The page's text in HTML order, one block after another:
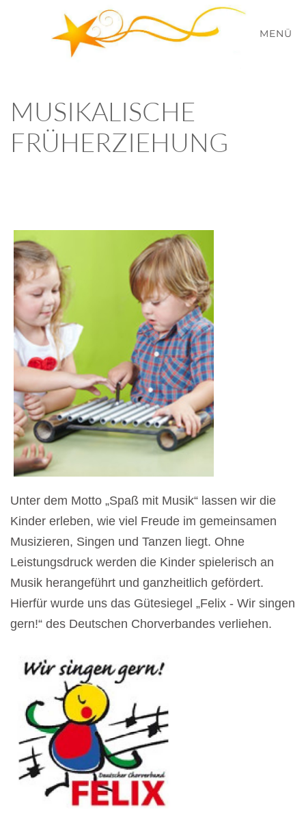
Zum Hauptinhalt springen MENÜ
MUSIKALISCHE
FRÜHERZIEHUNG
Unter dem Motto „Spaß mit Musik“ lassen wir die
Kinder erleben, wie viel Freude im gemeinsamen
Musizieren, Singen und Tanzen liegt. Ohne
Leistungsdruck werden die Kinder spielerisch an
Musik herangeführt und ganzheitlich gefördert.
Hierfür wurde uns das Gütesiegel „Felix - Wir singen
gern!“ des Deutschen Chorverbandes verliehen.